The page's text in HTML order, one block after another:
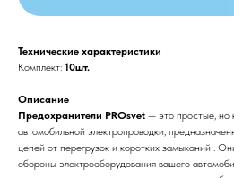
Технические характеристики
Комплект: 10шт.
Описание
Предохранители PROsvet — это простые, но
автомобильной электропроводки,
цепей от перегрузок и коротких замыканий .
обороны электрооборудования вашего